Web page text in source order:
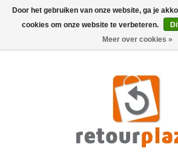
Door het gebruiken van onze website, ga je
cookies om onze website te verbeteren.
Meer over cookies »